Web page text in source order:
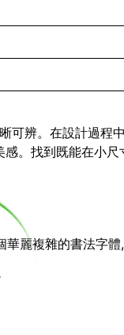
辨。在設計過
。找到既能在小
麗複雜的書法字